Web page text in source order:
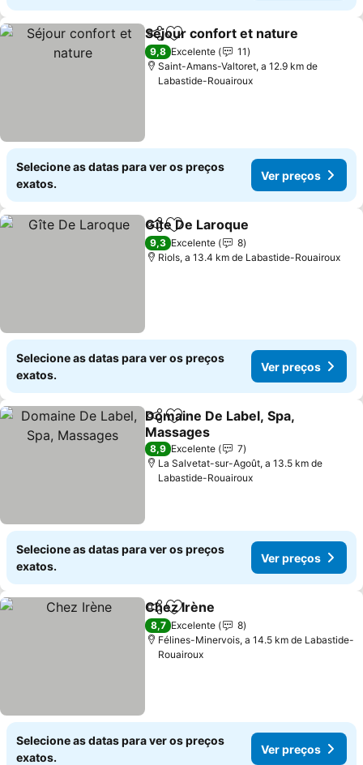
PartilharAdicionar aos favoritos
Séjour confort et nature
9,8 Excelente
11
Saint-Amans-Valtoret, a 12.9 km de
Labastide-Rouairoux
Selecione as datas para ver os preços
exatos.
Ver preços
PartilharAdicionar aos favoritos
Gîte De Laroque
9,3 Excelente
8
Riols, a 13.4 km de Labastide-Rouairoux
Selecione as datas para ver os preços
exatos.
Ver preços
PartilharAdicionar aos favoritos
Domaine De Label, Spa,
Massages
Ver preços
8,9 Excelente
7
La Salvetat-sur-Agoût, a 13.5 km de
Labastide-Rouairoux
Selecione as datas para ver os preços
exatos.
Ver preços
PartilharAdicionar aos favoritos
Chez Irène
8,7 Excelente
8
Félines-Minervois, a 14.5 km de Labastide-
Rouairoux
Selecione as datas para ver os preços
exatos.
Ver preços